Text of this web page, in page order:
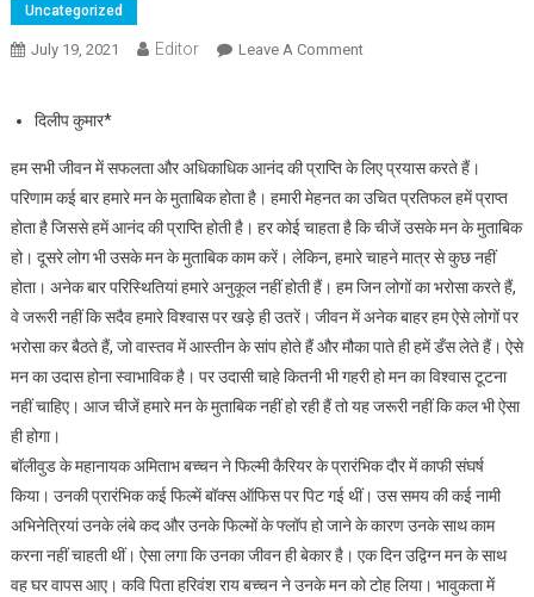
Uncategorized
July 19, 2021 Editor Leave A CommentOn मन का हो तो अच्छा, मन का
दिलीप कुमार*
हम सभी जीवन में सफलता और अधिकाधिक आनंद की प्राप्ति के लिए प्रयास करते हैं।
परिणाम कई बार हमारे मन के मुताबिक होता है। हमारी मेहनत का उचित प्रतिफल हमें प्राप्त
होता है जिससे हमें आनंद की प्राप्ति होती है। हर कोई चाहता है कि चीजें उसके मन के मुताबिक
हो। दूसरे लोग भी उसके मन के मुताबिक काम करें। लेकिन, हमारे चाहने मात्र से कुछ नहीं
होता। अनेक बार परिस्थितियां हमारे अनुकूल नहीं होती हैं। हम जिन लोगों का भरोसा करते हैं,
वे जरूरी नहीं कि सदैव हमारे विश्वास पर खड़े ही उतरें। जीवन में अनेक बाहर हम ऐसे लोगों पर
भरोसा कर बैठते हैं, जो वास्तव में आस्तीन के सांप होते हैं और मौका पाते ही हमें डँस लेते हैं। ऐसे
मन का उदास होना स्वाभाविक है। पर उदासी चाहे कितनी भी गहरी हो मन का विश्वास टूटना
नहीं चाहिए। आज चीजें हमारे मन के मुताबिक नहीं हो रही हैं तो यह जरूरी नहीं कि कल भी ऐसा
ही होगा।
बॉलीवुड के महानायक अमिताभ बच्चन ने फिल्मी कैरियर के प्रारंभिक दौर में काफी संघर्ष
किया। उनकी प्रारंभिक कई फिल्में बॉक्स ऑफिस पर पिट गई थीं। उस समय की कई नामी
अभिनेत्रियां उनके लंबे कद और उनके फिल्मों के फ्लॉप हो जाने के कारण उनके साथ काम
करना नहीं चाहती थीं। ऐसा लगा कि उनका जीवन ही बेकार है। एक दिन उद्विग्न मन के साथ
वह घर वापस आए। कवि पिता हरिवंश राय बच्चन ने उनके मन को टोह लिया। भावुकता में